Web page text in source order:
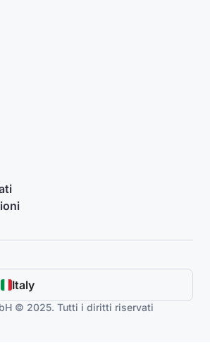
Italy
© 2025. Tutti i diritti riservati